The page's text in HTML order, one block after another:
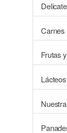
Carnes
Frutas
Lácteos